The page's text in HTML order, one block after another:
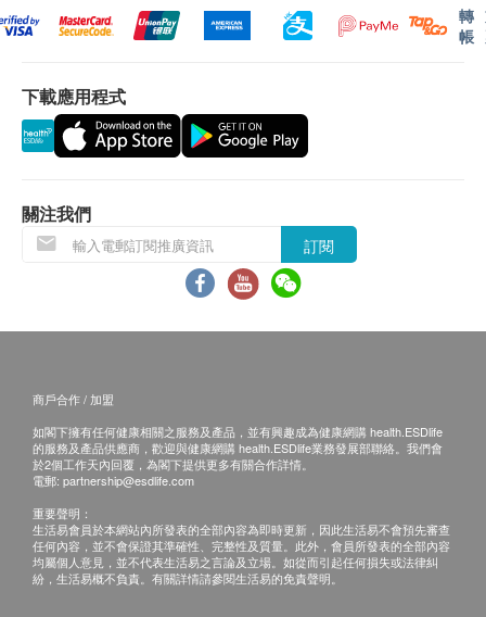
認。倘若生活易未能提供任何訂單上的貨品，生活
退換條款：
當顧客收取已訂購之貨品時，有責任檢查貨品是否
退換產品必須包裝完整，如退換之產品有任何殘缺
或過期退回，供應商有權不受理。
如有其他損壞或遺漏查詢，顧客必須保留有效收據
正本，並於送貨後7個工作天內按下列方式聯絡文
化村生活及復康產品有限公司 客戶服務部跟進。
查詢熱線: 2780 3882
轉
帳
下載應用程式
關注我們
訂閱
商戶合作 / 加盟
如閣下擁有任何健康相關之服務及產品，並有興趣成為健康網購 health.ESDlife
的服務及產品供應商，歡迎與健康網購 health.ESDlife業務發展部聯絡。我們會
於2個工作天內回覆，為閣下提供更多有關合作詳情。
電郵: partnership@esdlife.com
重要聲明：
生活易會員於本網站內所發表的全部內容為即時更新，因此生活易不會預先審查
任何內容，並不會保證其準確性、完整性及質量。此外，會員所發表的全部內容
均屬個人意見，並不代表生活易之言論及立場。如從而引起任何損失或法律糾
紛，生活易概不負責。有關詳情請參閱生活易的免責聲明。